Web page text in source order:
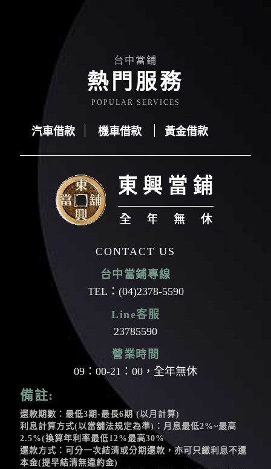
台中當鋪
熱門服務
POPULAR SERVICES
汽車借款 汽車借款
機車借款 機車借款
黃金借款
CONTACT US
台中當鋪專線
TEL： (04)2378-5590
Line客服
23785590
營業時間
09：00-21：00，全年無休
備註:
還款期數：最低3期-最長6期 (以月計算)
利息計算方式(以當舖法規定為準)：月息最低2%~最高
2.5%(換算年利率最低12%最高30%
還款方式：可分一次結清或分期還款，亦可只繳利息不還
本金(提早結清無違約金)